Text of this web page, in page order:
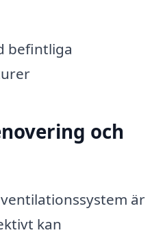
befintliga
och
är
kan